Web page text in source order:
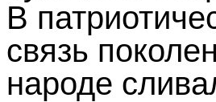
В
связь
народе